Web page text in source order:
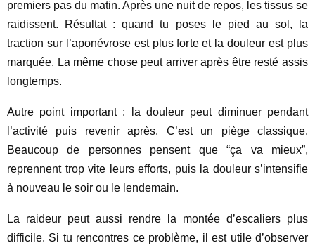
premiers pas du matin. Après une nuit de repos, les tissus se
raidissent. Résultat : quand tu poses le pied au sol, la
traction sur l’aponévrose est plus forte et la douleur est plus
marquée. La même chose peut arriver après être resté assis
longtemps.
Autre point important : la douleur peut diminuer pendant
l’activité puis revenir après. C’est un piège classique.
Beaucoup de personnes pensent que “ça va mieux”,
reprennent trop vite leurs efforts, puis la douleur s’intensifie
à nouveau le soir ou le lendemain.
La raideur peut aussi rendre la montée d’escaliers plus
difficile. Si tu rencontres ce problème, il est utile d’observer